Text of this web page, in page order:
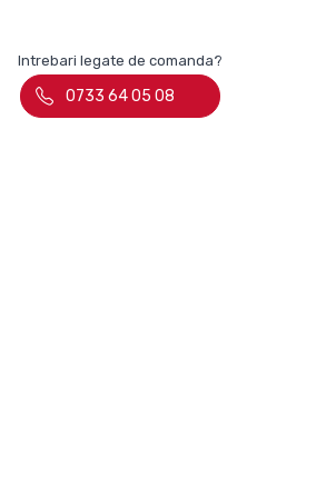
Intrebari legate de comanda?
0733 64 05 08